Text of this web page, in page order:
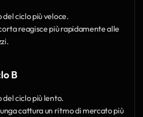
ciclo più veloce.
reagisce più rapidamente alle
B
ciclo più lento.
cattura un ritmo di mercato più